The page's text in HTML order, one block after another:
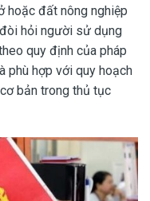
hoặc đất nông nghiệp
hỏi người sử dụng
quy định của pháp
phù hợp với quy hoạch
bản trong thủ tục